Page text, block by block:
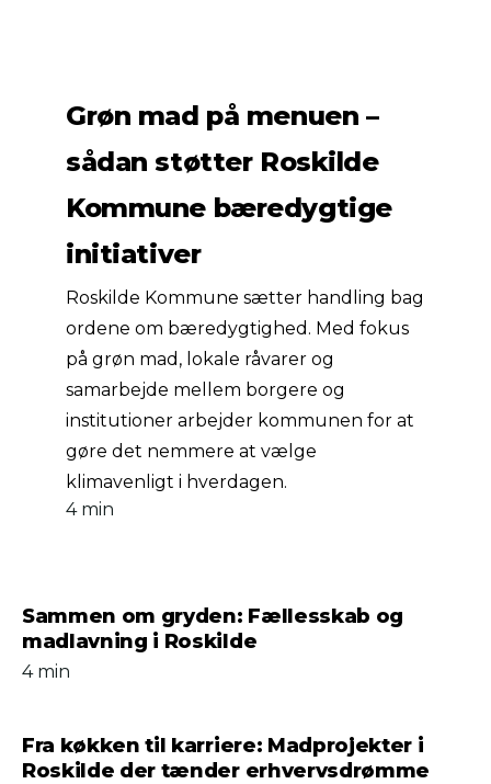
Grøn mad på menuen –
sådan støtter Roskilde
Kommune bæredygtige
initiativer
4 min
Roskilde Kommune sætter handling bag
ordene om bæredygtighed. Med fokus
på grøn mad, lokale råvarer og
samarbejde mellem borgere og
institutioner arbejder kommunen for at
gøre det nemmere at vælge
klimavenligt i hverdagen.
Sammen om gryden: Fællesskab og
madlavning i Roskilde
4 min
Fra køkken til karriere: Madprojekter i
Roskilde der tænder erhvervsdrømme